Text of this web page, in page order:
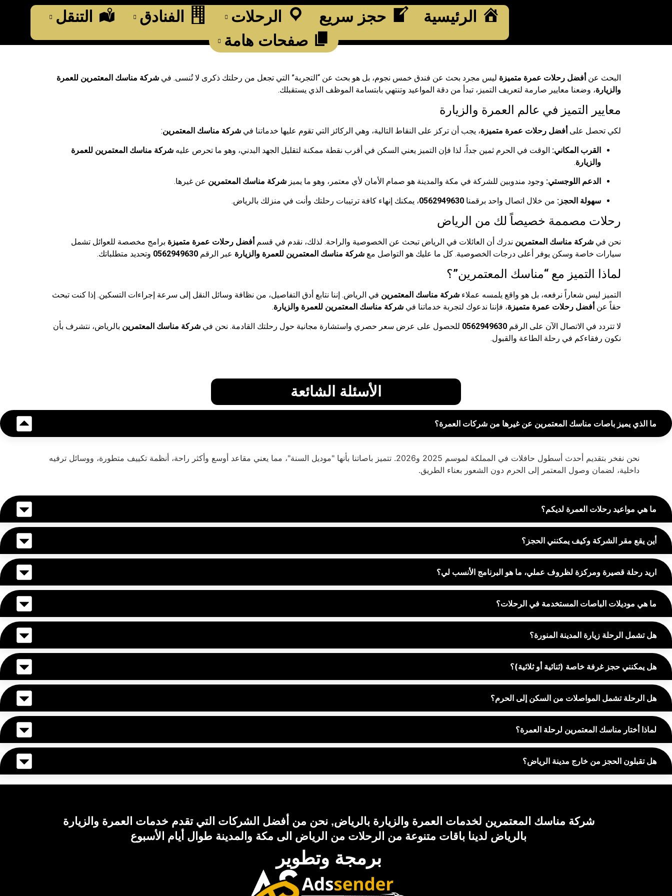
الرئيسية حجز سريع الرحلات الفنادق
التنقل
صفحات هامة
البحث عن أفضل رحلات عمرة متميزة ليس مجرد بحث عن فندق خمس نجوم، بل هو بحث عن “التجربة” التي تجعل من رحلتك ذكرى لا تُنسى. في شركة مناسك المعتمرين للعمرة
والزيارة، وضعنا معايير صارمة لتعريف التميز، تبدأ من دقة المواعيد وتنتهي بابتسامة الموظف الذي يستقبلك.
معايير التميز في عالم العمرة والزيارة
لكي تحصل على أفضل رحلات عمرة متميزة، يجب أن تركز على النقاط التالية، وهي الركائز التي تقوم عليها خدماتنا في شركة مناسك المعتمرين:
القرب المكاني: الوقت في الحرم ثمين جداً، لذا فإن التميز يعني السكن في أقرب نقطة ممكنة لتقليل الجهد البدني، وهو ما تحرص عليه شركة مناسك المعتمرين للعمرة
والزيارة.
الدعم اللوجستي: وجود مندوبين للشركة في مكة والمدينة هو صمام الأمان لأي معتمر، وهو ما يميز شركة مناسك المعتمرين عن غيرها.
سهولة الحجز: من خلال اتصال واحد برقمنا 0562949630، يمكنك إنهاء كافة ترتيبات رحلتك وأنت في منزلك بالرياض.
رحلات مصممة خصيصاً لك من الرياض
نحن في شركة مناسك المعتمرين ندرك أن العائلات في الرياض تبحث عن الخصوصية والراحة. لذلك، نقدم في قسم أفضل رحلات عمرة متميزة برامج مخصصة للعوائل تشمل
سيارات خاصة وسكن يوفر أعلى درجات الخصوصية. كل ما عليك هو التواصل مع شركة مناسك المعتمرين للعمرة والزيارة عبر الرقم 0562949630 وتحديد متطلباتك.
لماذا التميز مع “مناسك المعتمرين”؟
التميز ليس شعاراً نرفعه، بل هو واقع يلمسه عملاء شركة مناسك المعتمرين في الرياض. إننا نتابع أدق التفاصيل، من نظافة وسائل النقل إلى سرعة إجراءات التسكين. إذا كنت تبحث
حقاً عن أفضل رحلات عمرة متميزة، فإننا ندعوك لتجربة خدماتنا في شركة مناسك المعتمرين للعمرة والزيارة.
لا تتردد في الاتصال الآن على الرقم 0562949630 للحصول على عرض سعر حصري واستشارة مجانية حول رحلتك القادمة. نحن في شركة مناسك المعتمرين بالرياض، نتشرف بأن
نكون رفقاءكم في رحلة الطاعة والقبول.
الأسئلة الشائعة
ما الذي يميز باصات مناسك المعتمرين عن غيرها من شركات العمرة؟
نحن نفخر بتقديم أحدث أسطول حافلات في المملكة لموسم 2025 و2026. تتميز باصاتنا بأنها "موديل السنة"، مما يعني مقاعد أوسع وأكثر راحة، أنظمة تكييف متطورة، ووسائل ترفيه
داخلية، لضمان وصول المعتمر إلى الحرم دون الشعور بعناء الطريق.
ما هي مواعيد رحلات العمرة لديكم؟
أين يقع مقر الشركة وكيف يمكنني الحجز؟
اريد رحلة قصيرة ومركزة لظروف عملي، ما هو البرنامج الأنسب لي؟
ما هي موديلات الباصات المستخدمة في الرحلات؟
هل تشمل الرحلة زيارة المدينة المنورة؟
هل يمكنني حجز غرفة خاصة (ثنائية أو ثلاثية)؟
هل الرحلة تشمل المواصلات من السكن إلى الحرم؟
لماذا أختار مناسك المعتمرين لرحلة العمرة؟
هل تقبلون الحجز من خارج مدينة الرياض؟
شركة مناسك المعتمرين لخدمات العمرة والزيارة بالرياض, نحن من أفضل الشركات التي تقدم خدمات العمرة والزيارة
بالرياض لدينا باقات متنوعة من الرحلات من الرياض الى مكة والمدينة طوال أيام الأسبوع
برمجة وتطوير